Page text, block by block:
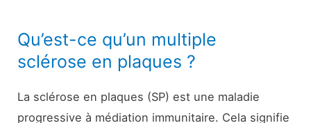
Qu’est-ce qu’un multiple
sclérose en plaques ?
La sclérose en plaques (SP) est une maladie
progressive à médiation immunitaire. Cela signifie